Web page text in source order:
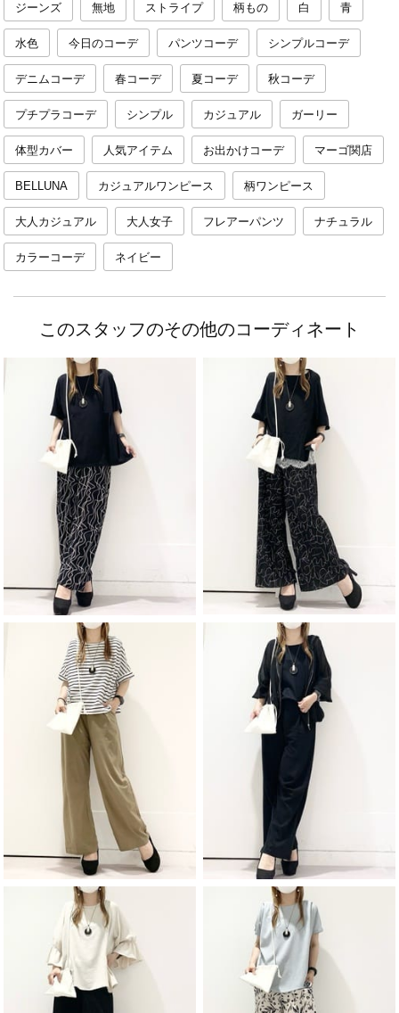
ジーンズ 無地 ストライプ 柄もの 白 青
水色 今日のコーデ パンツコーデ シンプルコーデ
デニムコーデ 春コーデ 夏コーデ 秋コーデ
プチプラコーデ シンプル カジュアル ガーリー
体型カバー 人気アイテム お出かけコーデ マーゴ関店
BELLUNA カジュアルワンピース 柄ワンピース
大人カジュアル 大人女子 フレアーパンツ ナチュラル
カラーコーデ ネイビー
このスタッフのその他のコーディネート